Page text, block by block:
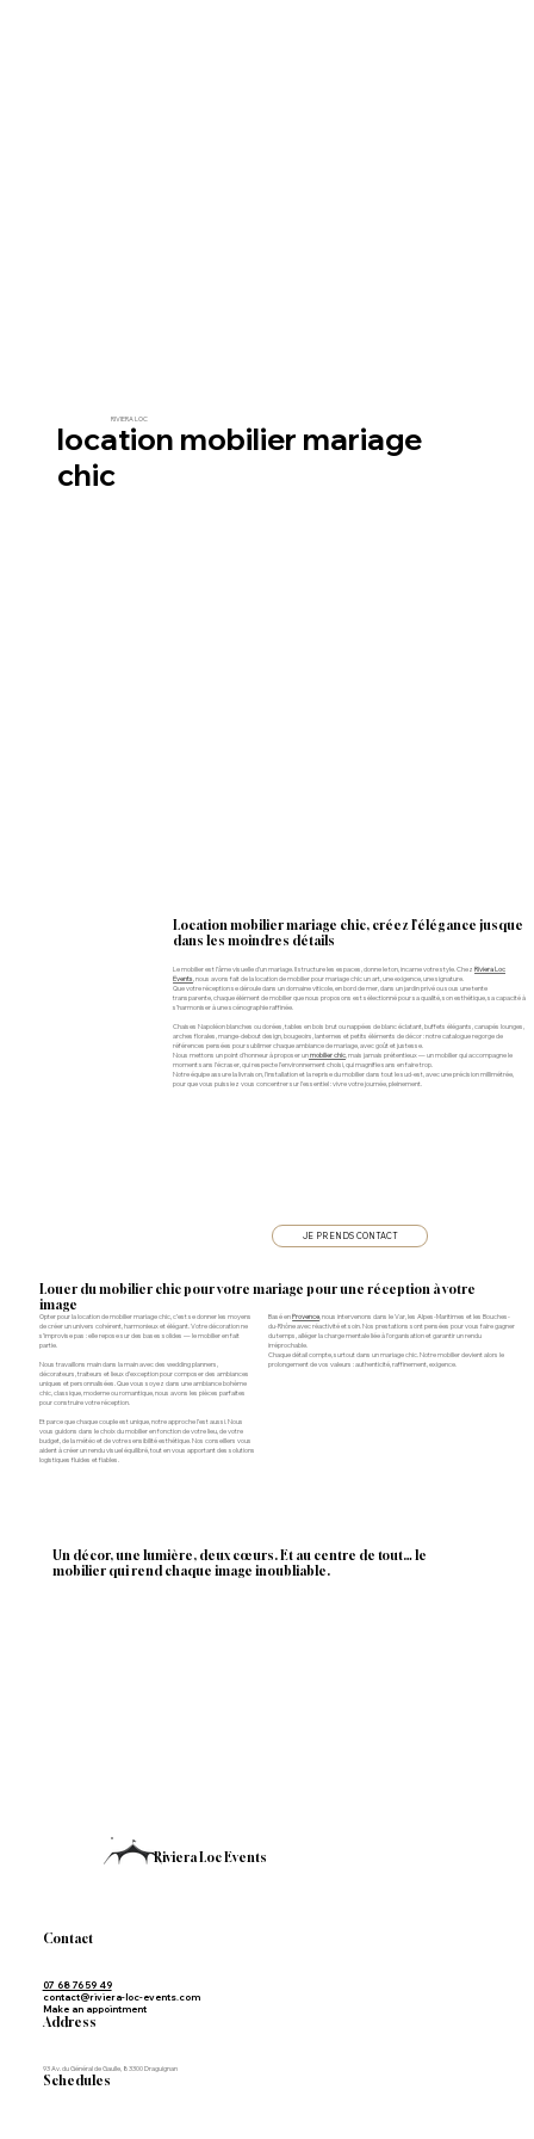
RIVIERA LOC
location mobilier mariage
chic
Location mobilier mariage chic, créez l’élégance jusque
dans les moindres détails
Le mobilier est l’âme visuelle d’un mariage. Il structure les espaces, donne le ton, incarne votre style. Chez Riviera Loc
Events , nous avons fait de la location de mobilier pour mariage chic un art, une exigence, une signature.
Que votre réception se déroule dans un domaine viticole, en bord de mer, dans un jardin privé ou sous une tente
transparente, chaque élément de mobilier que nous proposons est sélectionné pour sa qualité, son esthétique, sa capacité à
s’harmoniser à une scénographie raffinée.
Chaises Napoléon blanches ou dorées, tables en bois brut ou nappées de blanc éclatant, buffets élégants, canapés lounges,
arches florales, mange-debout design, bougeoirs, lanternes et petits éléments de décor : notre catalogue regorge de
références pensées pour sublimer chaque ambiance de mariage, avec goût et justesse.
Nous mettons un point d'honneur à proposer unmobilier chic , mais jamais prétentieux — un mobilier qui accompagne le
moment sans l’écraser, qui respecte l’environnement choisi, qui magnifie sans en faire trop.
Notre équipe assure la livraison, l'installation et la reprise du mobilier dans tout le sud-est, avec une précision millimétrée,
pour que vous puissiez vous concentrer sur l’essentiel : vivre votre journée, pleinement.
JE PRENDS CONTACT
Louer du mobilier chic pour votre mariage pour une réception à votre
image
Opter pour la location de mobilier mariage chic, c’est se donner les moyens
de créer un univers cohérent, harmonieux et élégant. Votre décoration ne
s’improvise pas : elle repose sur des bases solides — le mobilier en fait
partie.
Nous travaillons main dans la main avec des wedding planners,
décorateurs, traiteurs et lieux d’exception pour composer des ambiances
uniques et personnalisées. Que vous soyez dans une ambiance bohème
chic, classique, moderne ou romantique, nous avons les pièces parfaites
pour construire votre réception.
Et parce que chaque couple est unique, notre approche l’est aussi. Nous
vous guidons dans le choix du mobilier en fonction de votre lieu, de votre
budget, de la météo et de votre sensibilité esthétique. Nos conseillers vous
aident à créer un rendu visuel équilibré, tout en vous apportant des solutions
logistiques fluides et fiables.
Basé enProvence , nous intervenons dans le Var, les Alpes-Maritimes et les Bouches-
du-Rhône avec réactivité et soin. Nos prestations sont pensées pour vous faire gagner
du temps, alléger la charge mentale liée à l'organisation et garantir un rendu
irréprochable.
Chaque détail compte, surtout dans un mariage chic. Notre mobilier devient alors le
prolongement de vos valeurs : authenticité, raffinement, exigence.
Un décor, une lumière, deux cœurs. Et au centre de tout… le
mobilier qui rend chaque image inoubliable.
Riviera Loc Events
Contact
07 68 76 59 49
contact@riviera-loc-events.com
Make an appointment
Address
93 Av. du Général de Gaulle, 83300 Draguignan
Schedules